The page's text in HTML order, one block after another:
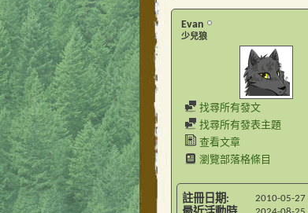
Evan
少兒狼
找尋所有發文
找尋所有發表主題
查看文章
瀏覽部落格條目
註冊日期 2010-05-27